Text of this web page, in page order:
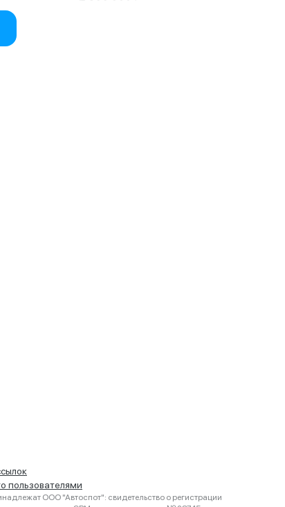
пользователями
ООО "Автоспот": свидетельство о регистрации